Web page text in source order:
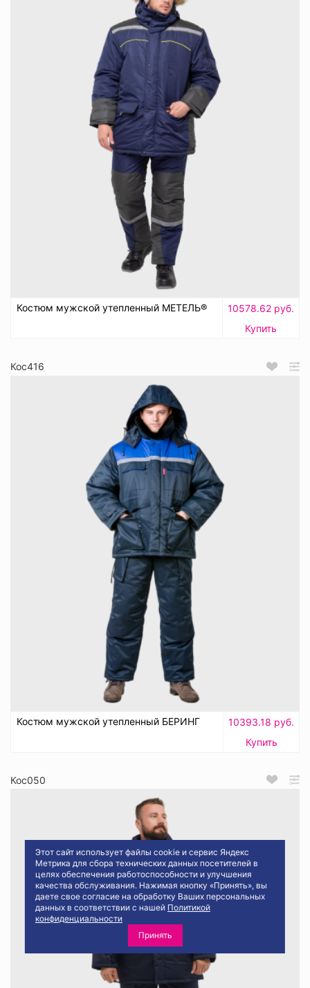
Этот сайт использует файлы cookie и сервис Яндекс
Метрика для сбора технических данных посетителей в
целях обеспечения работоспособности и улучшения
качества обслуживания. Нажимая кнопку «Принять», вы
даете свое согласие на обработку Ваших персональных
данных в соответствии с нашей Политикой
конфиденциальности
Принять
Костюм мужской утепленный МЕТЕЛЬ®
10578.62 руб.
Купить
Кос416
Костюм мужской утепленный БЕРИНГ
10393.18 руб.
Купить
Кос050